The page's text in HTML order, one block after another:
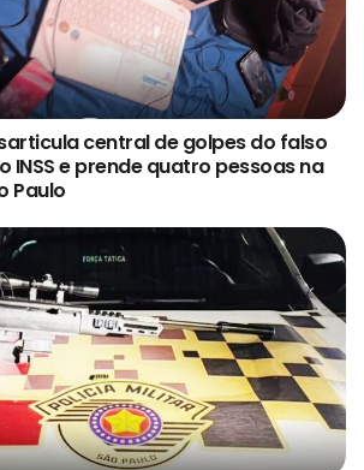
central de golpes do falso
INSS e prende quatro pessoas na
Paulo